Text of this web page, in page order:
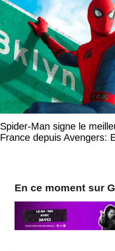
Spider-Man signe le
France depuis Avengers:
En ce moment sur